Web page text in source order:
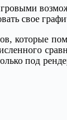
свое
которые
под